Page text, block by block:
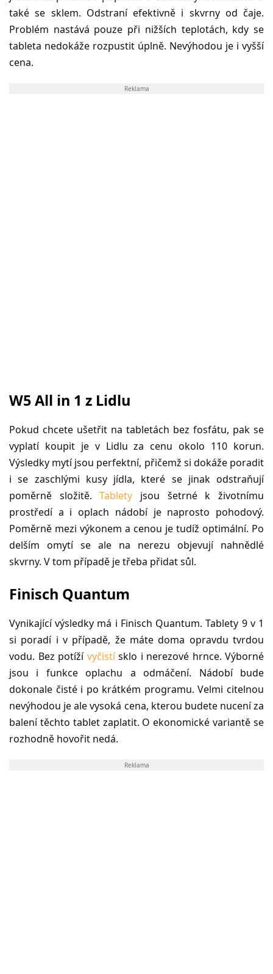
také se sklem. Odstraní efektivně i skvrny od čaje.
Problém nastává pouze při nižších teplotách, kdy se
tableta nedokáže rozpustit úplně. Nevýhodou je i vyšší
cena.
Reklama
W5 All in 1 z Lidlu
Pokud chcete ušetřit na tabletách bez fosfátu, pak se
vyplatí koupit je v Lidlu za cenu okolo 110 korun.
Výsledky mytí jsou perfektní, přičemž si dokáže poradit
i se zaschlými kusy jídla, které se jinak odstraňují
poměrně složitě.Tablety jsou šetrné k životnímu
prostředí a i oplach nádobí je naprosto pohodový.
Poměrně mezi výkonem a cenou je tudíž optimální. Po
delším omytí se ale na nerezu objevují nahnědlé
skvrny. V tom případě je třeba přidat sůl.
Finisch Quantum
Vynikající výsledky má i Finisch Quantum. Tablety 9 v 1
si poradí i v případě, že máte doma opravdu tvrdou
vodu. Bez potíží vyčistísklo i nerezové hrnce. Výborné
jsou i funkce oplachu a odmáčení. Nádobí bude
dokonale čisté i po krátkém programu. Velmi citelnou
nevýhodou je ale vysoká cena, kterou budete nucení za
balení těchto tablet zaplatit. O ekonomické variantě se
rozhodně hovořit nedá.
Reklama